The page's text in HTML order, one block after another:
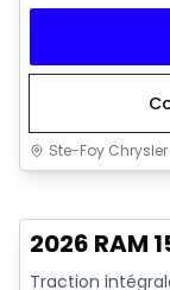
Ste-Foy Chrysler
2026 RAM
Traction